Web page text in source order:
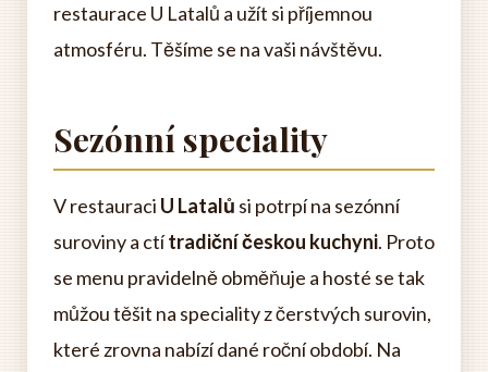
restaurace U Latalů a užít si příjemnou
atmosféru. Těšíme se na vaši návštěvu.
Sezónní speciality
V restauraci U Latalů si potrpí na sezónní
suroviny a ctítradiční českou kuchyni. Proto
se menu pravidelně obměňuje a hosté se tak
můžou těšit na speciality z čerstvých surovin,
které zrovna nabízí dané roční období. Na